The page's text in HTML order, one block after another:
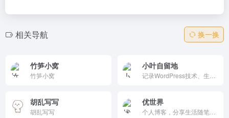
相关导航 换一换
竹笋小窝
竹笋小窝
小叶自留地
胡乱写写
胡乱写写
优世界